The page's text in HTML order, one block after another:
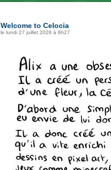
Welcome to Celocia
le lundi 27 juillet 2026 à 8h27